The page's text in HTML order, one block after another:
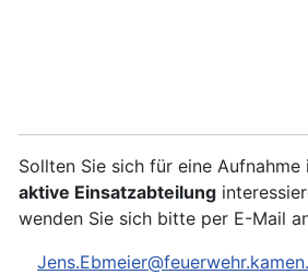
Sollten Sie sich für eine Aufnahme
aktive Einsatzabteilung
wenden Sie sich bitte per E-Mail